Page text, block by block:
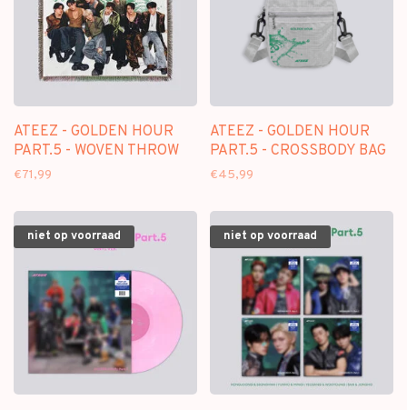
ATEEZ - GOLDEN HOUR
PART.5 - WOVEN THROW
€71,99
ATEEZ - GOLDEN HOUR
PART.5 - CROSSBODY BAG
€45,99
niet op voorraad niet op voorraad